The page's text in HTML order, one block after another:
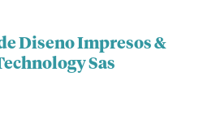
Diseno Impresos &
Sas